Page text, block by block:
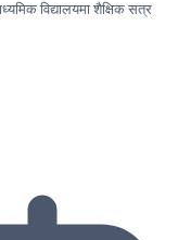
विद्यालयमा शैक्षिक सत्र